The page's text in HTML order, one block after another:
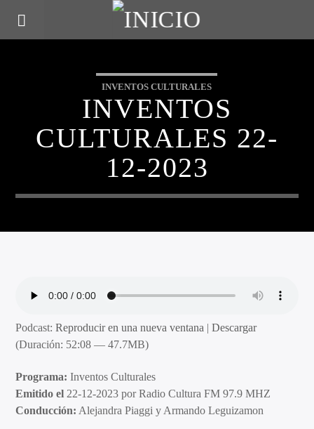
INVENTOS CULTURALES
INVENTOS
CULTURALES 22-
12-2023
Podcast:Reproducir en una nueva ventana |Descargar
(Duración: 52:08 — 47.7MB)
Programa: Inventos Culturales
Emitido el 22-12-2023 por Radio Cultura FM 97.9 MHZ
Conducción: Alejandra Piaggi y Armando Leguizamon